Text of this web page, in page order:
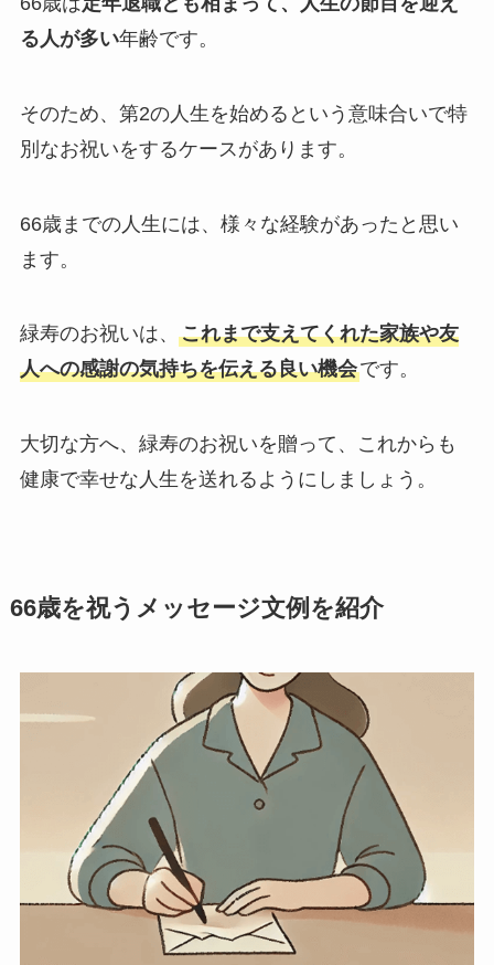
る人が多い年齢です。
そのため、第2の人生を始めるという意味合いで特
別なお祝いをするケースがあります。
66歳までの人生には、様々な経験があったと思い
ます。
緑寿のお祝いは、 これまで支えてくれた家族や友
人への感謝の気持ちを伝える良い機会です。
大切な方へ、緑寿のお祝いを贈って、これからも
健康で幸せな人生を送れるようにしましょう。
66歳を祝うメッセージ文例を紹介